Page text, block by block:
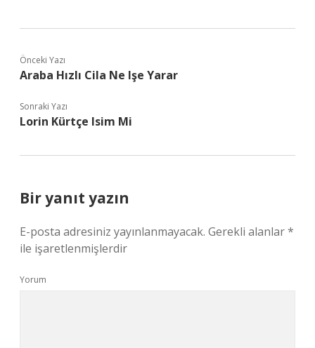
Önceki Yazı
Araba Hızlı Cila Ne Işe Yarar
Sonraki Yazı
Lorin Kürtçe Isim Mi
Bir yanıt yazın
E-posta adresiniz yayınlanmayacak. Gerekli alanlar*
ile işaretlenmişlerdir
Yorum